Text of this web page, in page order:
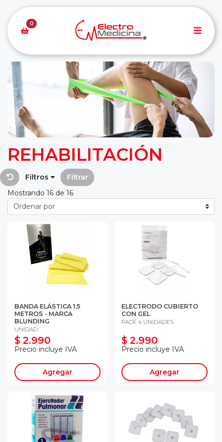
0
REHABILITACIÓN
Filtros
Filtrar
Mostrando 16 de 16
BANDA ELÁSTICA 1.5
METROS - MARCA
BLUNDING
UNIDAD
$ 2.990
Precio incluye IVA
Agregar
ELECTRODO CUBIERTO
CON GEL
PACK 4 UNIDADES
$ 2.990
Precio incluye IVA
Agregar